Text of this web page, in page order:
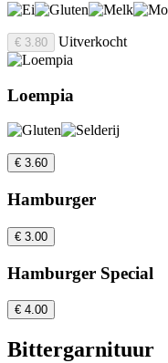
€ 3.80 Uitverkocht
Loempia
€ 3.60
Hamburger
€ 3.00
Hamburger Special
€ 4.00
Bittergarnituur